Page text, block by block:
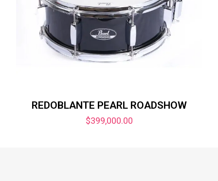
REDOBLANTE PEARL ROADSHOW
$399,000.00